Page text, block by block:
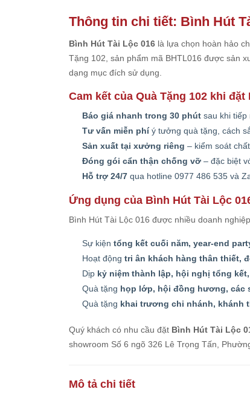
Thông tin chi tiết: Bình Hút
Bình Hút Tài Lộc 016 là lựa chọn hoàn hảo
Tặng 102, sản phẩm mã BHTL016 được sản
dạng mục đích sử dụng.
Cam kết của Quà Tặng 102 khi
Báo giá nhanh trong 30 phút sau khi tiếp
Tư vấn miễn phíý tưởng quà tặng, cách
Sản xuất tại xưởng riêng – kiểm soát
Đóng gói cẩn thận chống vỡ – đặc biệt
Hỗ trợ 24/7 qua hotline 0977 486 535 và
Ứng dụng của Bình Hút Tài Lộc
Bình Hút Tài Lộc 016 được nhiều doanh
Sự kiện tổng kết cuối năm, year-end
Hoạt động tri ân khách hàng thân thiết,
Dịp kỷ niệm thành lập, hội nghị tổng
Quà tặng họp lớp, hội đồng hương, các
Quà tặng khai trương chi nhánh, khánh
Quý khách có nhu cầu đặt Bình Hút Tài Lộc
showroom Số 6 ngõ 326 Lê Trọng Tấn,
Mô tả chi tiết